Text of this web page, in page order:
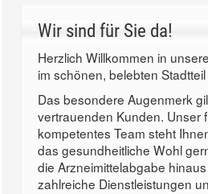
Wir sind für Sie da!
Herzlich Willkommen in
im schönen, belebten
Das besondere Augenmerk
vertrauenden Kunden. Unser
kompetentes Team steht
das gesundheitliche Wohl
die Arzneimittelabgabe
zahlreiche Dienstleistungen